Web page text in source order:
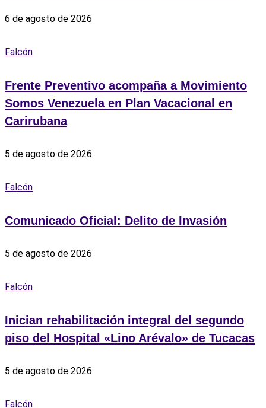
6 de agosto de 2026
Falcón
Frente Preventivo acompaña a Movimiento
Somos Venezuela en Plan Vacacional en
Carirubana
5 de agosto de 2026
Falcón
Comunicado Oficial: Delito de Invasión
5 de agosto de 2026
Falcón
Inician rehabilitación integral del segundo
piso del Hospital «Lino Arévalo» de Tucacas
5 de agosto de 2026
Falcón